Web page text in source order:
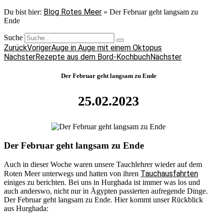
Du bist hier: Blog Rotes Meer » Der Februar geht langsam zu
Ende
Suche
ZurückVorigerAuge in Auge mit einem Oktopus
NächsterRezepte aus dem Bord-KochbuchNächster
Der Februar geht langsam zu Ende
25.02.2023
Der Februar geht langsam zu Ende
Auch in dieser Woche waren unsere Tauchlehrer wieder auf dem
Roten Meer unterwegs und hatten von ihren Tauchausfahrten
einiges zu berichten. Bei uns in Hurghada ist immer was los und
auch anderswo, nicht nur in Ägypten passierten aufregende Dinge.
Der Februar geht langsam zu Ende. Hier kommt unser Rückblick
aus Hurghada: